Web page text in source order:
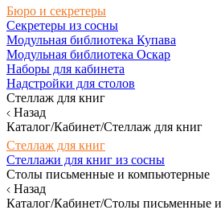
Бюро и секретеры
Секретеры из сосны
Модульная библиотека Купава
Модульная библиотека Оскар
Наборы для кабинета
Надстройки для столов
Стеллаж для книг
Назад
Каталог/Кабинет/Стеллаж для книг
Стеллаж для книг
Стеллажи для книг из сосны
Столы письменные и компьютерные
Назад
Каталог/Кабинет/Столы письменные